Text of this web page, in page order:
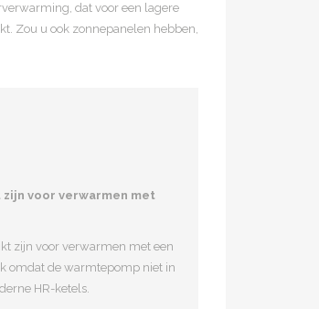
dat voor een lagere
Zou u ook zonnepanelen hebben,
voor verwarmen met
zijn voor verwarmen met een
omdat de warmtepomp niet in
HR-ketels.